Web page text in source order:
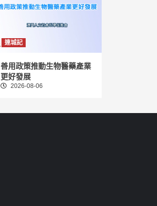
連城記
善用政策推動生物醫藥產業
更好發展
2026-08-06